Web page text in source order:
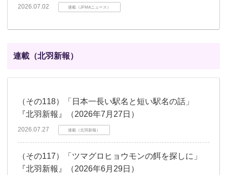
2026.07.02 連載（JFMAニュース）
連載（北羽新報）
（その118）「日本一長い駅名と短い駅名の話」
『北羽新報』（2026年7月27日）
2026.07.27 連載（北羽新報）
（その117）「ツマグロヒョウモンの餌を探しに」
『北羽新報』（2026年6月29日）